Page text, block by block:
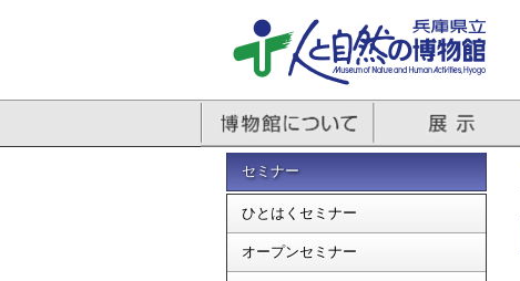
セミナー
ひとはくセミナー
オープンセミナー